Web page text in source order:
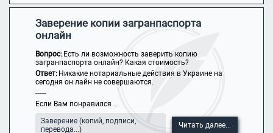
Заверение копии загранпаспорта
онлайн
Вопрос: Есть ли возможность заверить копию
загранпаспорта онлайн? Какая стоимость?
Ответ: Никакие нотариальные действия в Украине на
сегодня он лайн не совершаются.
------
Если Вам понравился ...
Заверение (копий, подписи,
перевода...)
Читать далее...